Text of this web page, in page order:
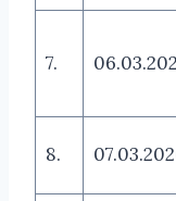
7.
8.